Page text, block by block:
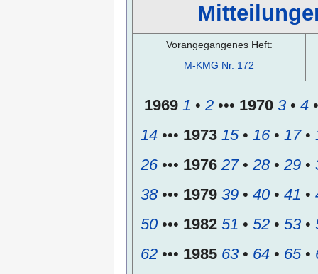
Vorangegangenes Heft:
M-KMG Nr. 172
1969 1 • 2••• 1970 3• 4
14••• 1973 15• 16• 17•
26••• 1976 27• 28• 29•
38••• 1979 39• 40• 41 •
50••• 1982 51 • 52• 53•
62••• 1985 63• 64• 65•